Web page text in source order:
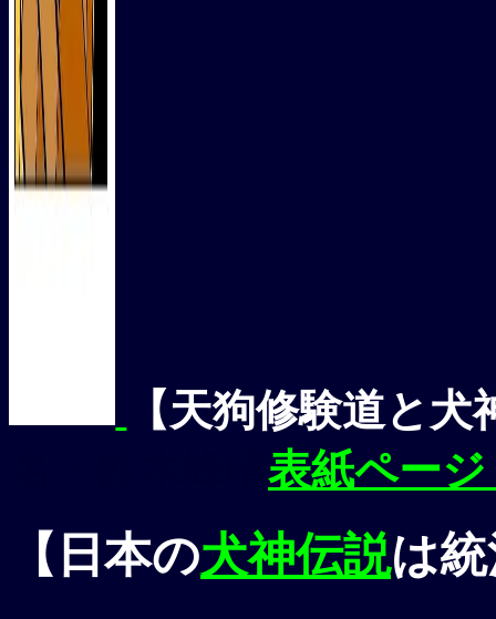
【天狗修験道と
表紙ペー
【日本の犬神伝説は